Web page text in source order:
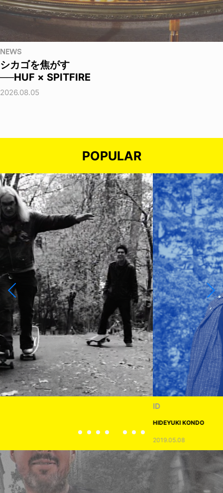
NEWS
シカゴを焦がす
──HUF × SPITFIRE
2026.08.05
POPULAR